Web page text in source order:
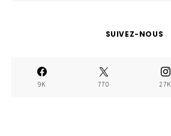
SUIVEZ-NOUS
9K 770 27K